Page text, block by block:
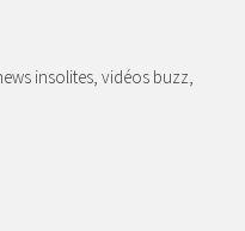
insolites, vidéos buzz,